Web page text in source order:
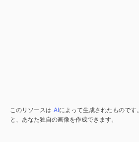
このリソースは AIによって生成されたものです。
と、あなた独自の画像を作成できます。